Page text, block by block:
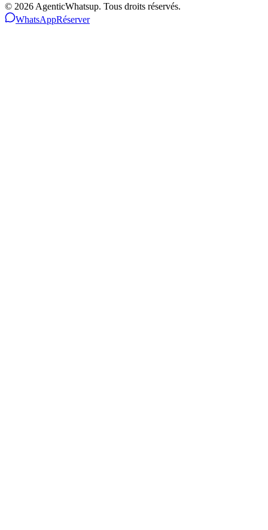
© 2026 AgenticWhatsup. Tous droits réservés.
WhatsAppRéserver